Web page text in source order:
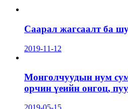
Саарал жагсаалт ба
2019-11-12
Монголчуудын нум
орчин үеийн онгоц,